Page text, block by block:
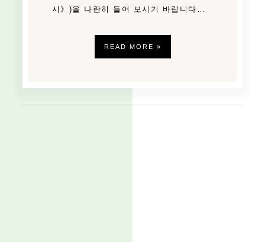
시》)을 나란히 들어 보시기 바랍니다…
READ MORE »